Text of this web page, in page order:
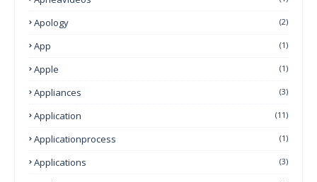
Apology (2)
App (1)
Apple (1)
Appliances (3)
Application (11)
Applicationprocess (1)
Applications (3)